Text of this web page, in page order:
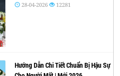
28-04-2026 12281
Hướng Dẫn Chi Tiết Chuẩn Bị Hậu Sự